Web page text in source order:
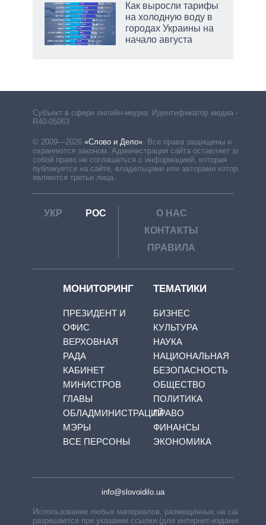
Как выросли тарифы
на холодную воду в
городах Украины на
начало августа
Субъект в сфере онлайн-медиа. Идентификатор медиа –
R40-05063
© 2009—2026 «Слово и Дело». Все права защищены и
охраняются законом. Администрация сайта оставляет за
собой право не соглашаться с информацией, которая
публикуется на сайте, владельцами или авторами которой
являются третьи лица.
УКР РОС
О НАС
КОНТАКТЫ
ПРАВИЛА
МОНИТОРИНГ
ПРЕЗИДЕНТ И
ОФИС
ВЕРХОВНАЯ
РАДА
КАБИНЕТ
МИНИСТРОВ
ГЛАВЫ
ОБЛАДМИНИСТРАЦИЙ
МЭРЫ
ВСЕ ПЕРСОНЫ
ТЕМАТИКИ
БИЗНЕС
КУЛЬТУРА
НАУКА
НАЦИОНАЛЬНАЯ
БЕЗОПАСНОСТЬ
ОБЩЕСТВО
ПОЛИТИКА
ПРАВО
ФИНАНСЫ
ЭКОНОМИКА
info@slovoidilo.ua
Использование любых материалов, размещённых на сайте,
разрешается при указании ссылки (для интернет-изданий —